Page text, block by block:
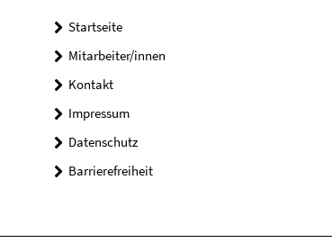
Startseite
Mitarbeiter/innen
Kontakt
Impressum
Datenschutz
Barrierefreiheit